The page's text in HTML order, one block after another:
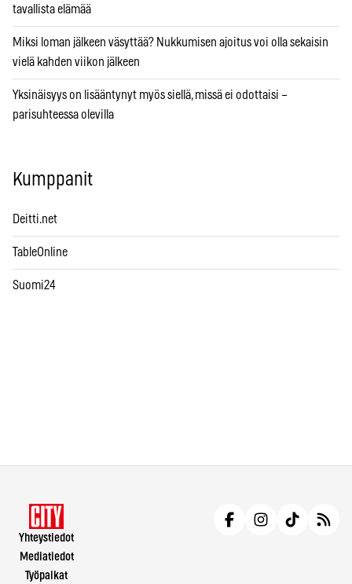
tavallista elämää
Miksi loman jälkeen väsyttää? Nukkumisen ajoitus voi olla sekaisin
vielä kahden viikon jälkeen
Yksinäisyys on lisääntynyt myös siellä, missä ei odottaisi –
parisuhteessa olevilla
Kumppanit
Deitti.net
TableOnline
Suomi24
Yhteystiedot
Mediatiedot
Työpaikat